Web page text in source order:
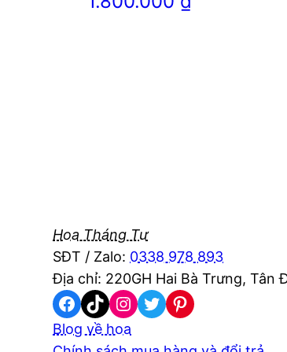
Hoa Tháng Tư
SĐT / Zalo: 0338 978 893
Địa chỉ: 220GH Hai Bà Trưng, Tân
Facebook
TikTokInstagram
TwitterPinterest
Blog về hoa